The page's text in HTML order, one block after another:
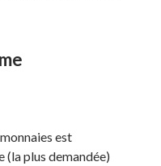
est
(la plus demandée)